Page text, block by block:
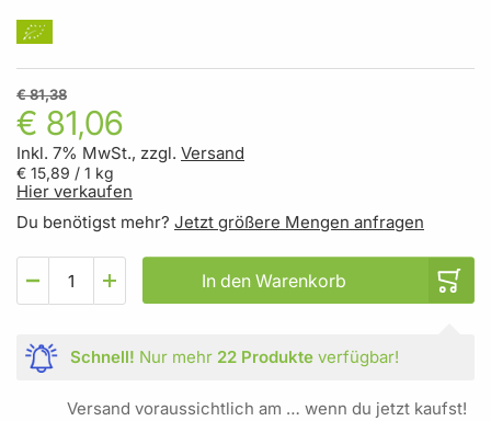
€ 81,06
€ 81,38
Inkl. 7% MwSt., zzgl. Versand
€ 15,89 / 1 kg
Hier verkaufen
Du benötigst mehr? Jetzt größere Mengen anfragen
In den Warenkorb
Schnell! Nur mehr 22 Produkteverfügbar!
Versand voraussichtlich am … wenn du jetzt kaufst!